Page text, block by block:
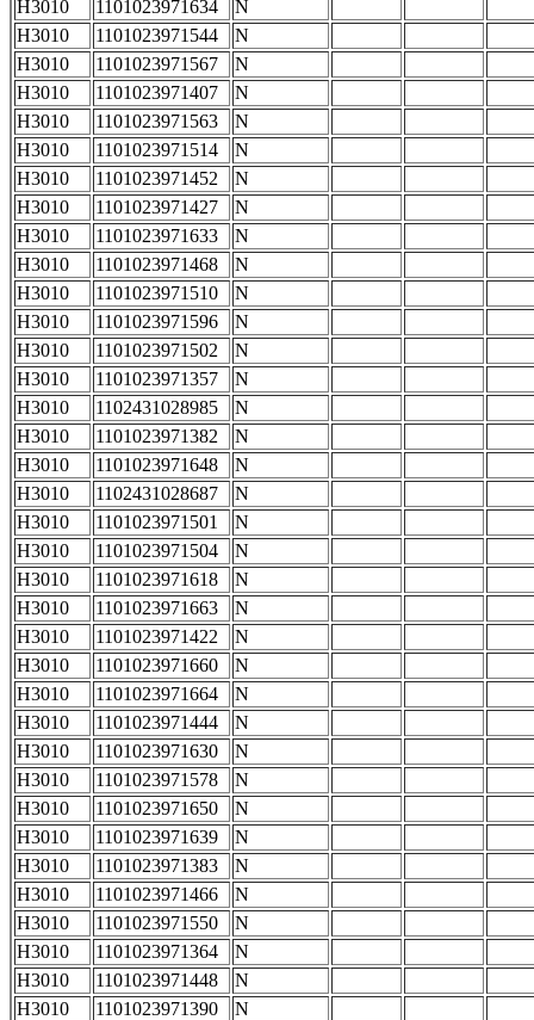
H3010 1101023971634
N
H3010
1101023971544
N
H3010
1101023971567
N
H3010
1101023971407
N
H3010
1101023971563
N
H3010
1101023971514
N
H3010
1101023971452
N
H3010
1101023971427
N
H3010
1101023971633
N
H3010
1101023971468
N
H3010
1101023971510
N
H3010
1101023971596
N
H3010
1101023971502
N
H3010
1101023971357
N
H3010
1102431028985
N
H3010
1101023971382
N
H3010
1101023971648
N
H3010
1102431028687
N
H3010
1101023971501
N
H3010
1101023971504
N
H3010
1101023971618
N
H3010
1101023971663
N
H3010
1101023971422
N
H3010
1101023971660
N
H3010
1101023971664
N
H3010
1101023971444
N
H3010
1101023971630
N
H3010
1101023971578
N
H3010
1101023971650
N
H3010
1101023971639
N
H3010
1101023971383
N
H3010
1101023971466
N
H3010
1101023971550
N
H3010
1101023971364
N
H3010
1101023971448
N
H3010
1101023971390
N